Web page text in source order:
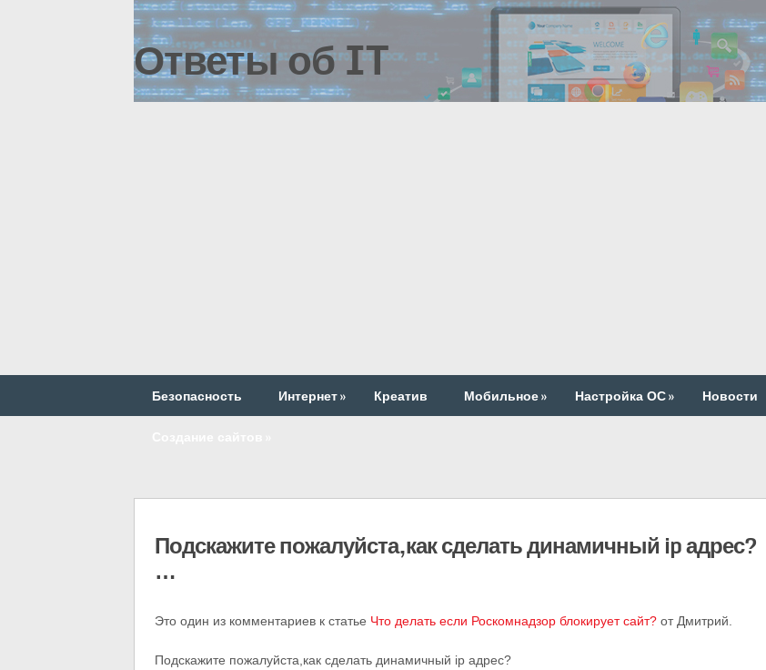
Ответы об IT
Безопасность Интернет» Креатив Мобильное» Настройка ОС» Новости
Подскажите пожалуйста,как сделать динамичный ip адрес?
…
Это один из комментариев к статье Что делать если Роскомнадзор блокирует сайт? от Дмитрий.
Подскажите пожалуйста,как сделать динамичный ip адрес?